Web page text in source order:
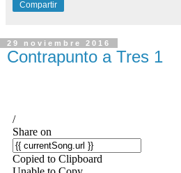
Compartir
29 noviembre 2016
Contrapunto a Tres 1